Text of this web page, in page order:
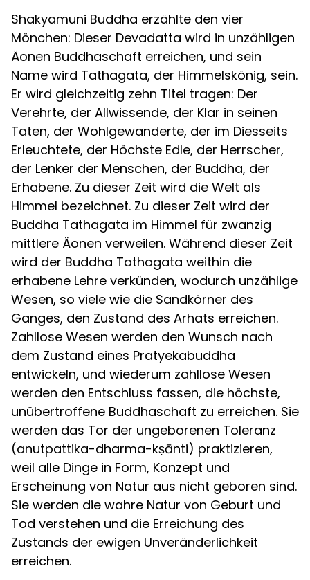
Shakyamuni Buddha erzählte den vier
Mönchen: Dieser Devadatta wird in unzähligen
Äonen Buddhaschaft erreichen, und sein
Name wird Tathagata, der Himmelskönig, sein.
Er wird gleichzeitig zehn Titel tragen: Der
Verehrte, der Allwissende, der Klar in seinen
Taten, der Wohlgewanderte, der im Diesseits
Erleuchtete, der Höchste Edle, der Herrscher,
der Lenker der Menschen, der Buddha, der
Erhabene. Zu dieser Zeit wird die Welt als
Himmel bezeichnet. Zu dieser Zeit wird der
Buddha Tathagata im Himmel für zwanzig
mittlere Äonen verweilen. Während dieser Zeit
wird der Buddha Tathagata weithin die
erhabene Lehre verkünden, wodurch unzählige
Wesen, so viele wie die Sandkörner des
Ganges, den Zustand des Arhats erreichen.
Zahllose Wesen werden den Wunsch nach
dem Zustand eines Pratyekabuddha
entwickeln, und wiederum zahllose Wesen
werden den Entschluss fassen, die höchste,
unübertroffene Buddhaschaft zu erreichen. Sie
werden das Tor der ungeborenen Toleranz
(anutpattika-dharma-kṣānti) praktizieren,
weil alle Dinge in Form, Konzept und
Erscheinung von Natur aus nicht geboren sind.
Sie werden die wahre Natur von Geburt und
Tod verstehen und die Erreichung des
Zustands der ewigen Unveränderlichkeit
erreichen.